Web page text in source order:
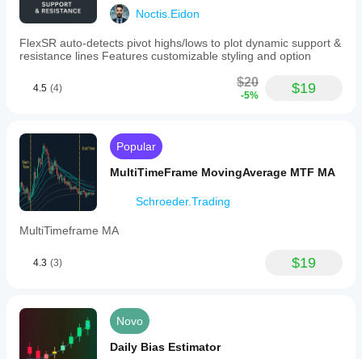
Noctis.Eidon
FlexSR auto‑detects pivot highs/lows to plot dynamic support &
resistance lines Features customizable styling and option
4.5 (4) $20
-5% $19
Popular
MultiTimeFrame MovingAverage MTF MA
Schroeder.Trading
MultiTimeframe MA
4.3 (3) $19
Novo
Daily Bias Estimator